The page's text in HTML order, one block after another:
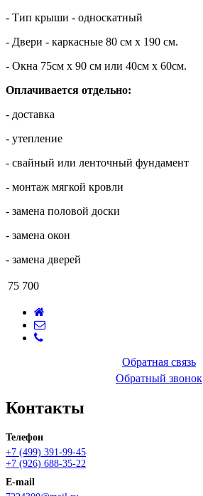
- Тип крыши - односкатный
- Двери - каркасные 80 см х 190 см.
- Окна 75см х 90 см или 40см х 60см.
Оплачивается отдельно:
- доставка
- утепление
- свайный или ленточный фундамент
- монтаж мягкой кровли
- замена половой доски
- замена окон
- замена дверей
75 700
Обратная связь
Обратный звонок
Контакты
Телефон
+7 (499) 391-99-45
+7 (926) 688-35-22
E-mail